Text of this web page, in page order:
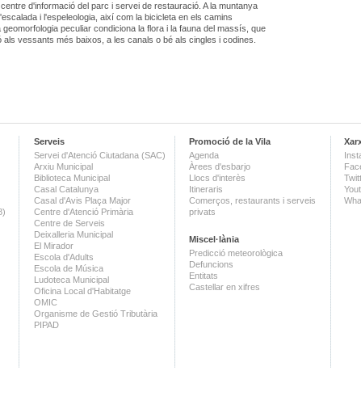
d'informació del parc i servei de restauració. A la muntanya
i l'espeleologia, així com la bicicleta en els camins
peculiar condiciona la flora i la fauna del massís, que
vessants més baixos, a les canals o bé als cingles i codines.
Serveis
Servei d'Atenció Ciutadana (SAC)
Arxiu Municipal
Biblioteca Municipal
Casal Catalunya
Casal d'Avis Plaça Major
Centre d'Atenció Primària
Centre de Serveis
Deixalleria Municipal
El Mirador
Escola d'Adults
Escola de Música
Ludoteca Municipal
Oficina Local d'Habitatge
OMIC
Organisme de Gestió Tributària
PIPAD
Promoció de la Vila
Agenda
Àrees d'esbarjo
Llocs d'interès
Itineraris
Comerços, restaurants i serveis
privats
Miscel·lània
Predicció meteorològica
Defuncions
Entitats
Castellar en xifres